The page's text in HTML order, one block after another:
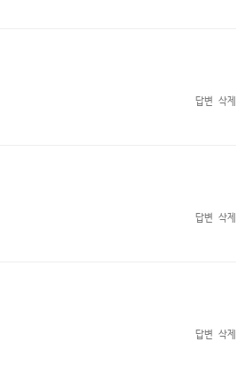
답변 삭제
답변 삭제
답변 삭제